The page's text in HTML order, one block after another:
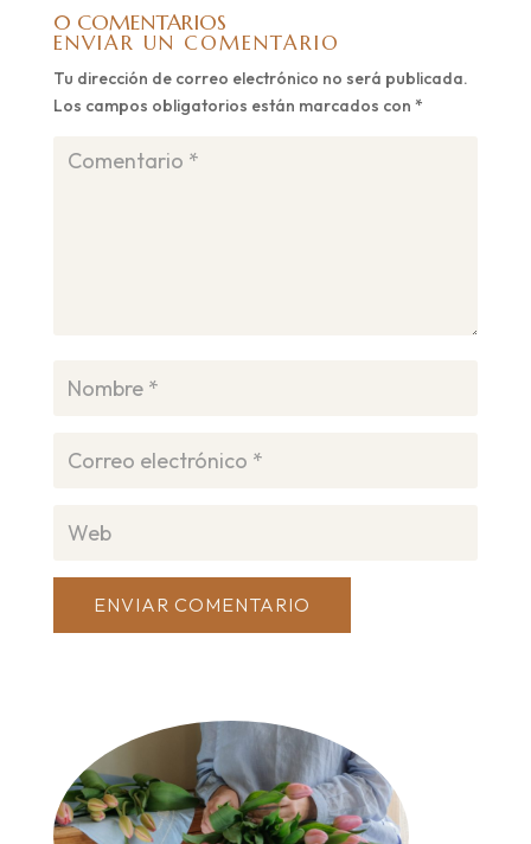
0 COMENTARIOS
ENVIAR UN COMENTARIO
Tu dirección de correo electrónico no será publicada.
Los campos obligatorios están marcados con *
ENVIAR COMENTARIO